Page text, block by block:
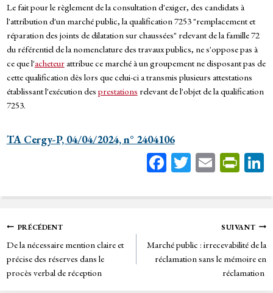
Le fait pour le règlement de la consultation d'exiger, des candidats à
l'attribution d'un marché public, la qualification 7253 "remplacement et
réparation des joints de dilatation sur chaussées" relevant de la famille 72
du référentiel de la nomenclature des travaux publics, ne s'oppose pas à
ce que l'acheteurattribue ce marché à un groupement ne disposant pas de
cette qualification dès lors que celui-ci a transmis plusieurs attestations
établissant l'exécution des prestations relevant de l'objet de la qualification
7253.
TA Cergy-P, 04/04/2024, n° 2404106
Fa
bo
T
tt
E
ail
Pr
tF
rie
n
dl
y
Navigation
de
l’article
PRÉCÉDENT
De la nécessaire mention claire et
précise des réserves dans le
procès verbal de réception
SUIVANT
Marché public : irrecevabilité de la
réclamation sans le mémoire en
réclamation